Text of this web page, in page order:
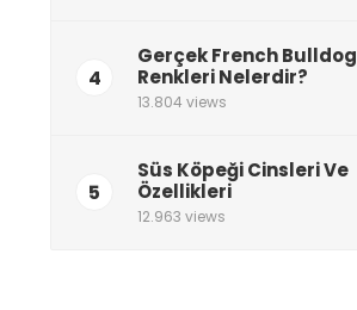
4
Gerçek French Bulldog
Renkleri Nelerdir?
13.804 views
5
Süs Köpeği Cinsleri Ve
Özellikleri
12.963 views